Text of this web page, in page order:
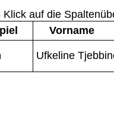
auf die
Vorname
Ufkeline